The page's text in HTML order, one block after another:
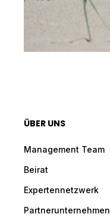
ÜBER UNS
Management Team
Beirat
Expertennetzwerk
Partnerunternehmen